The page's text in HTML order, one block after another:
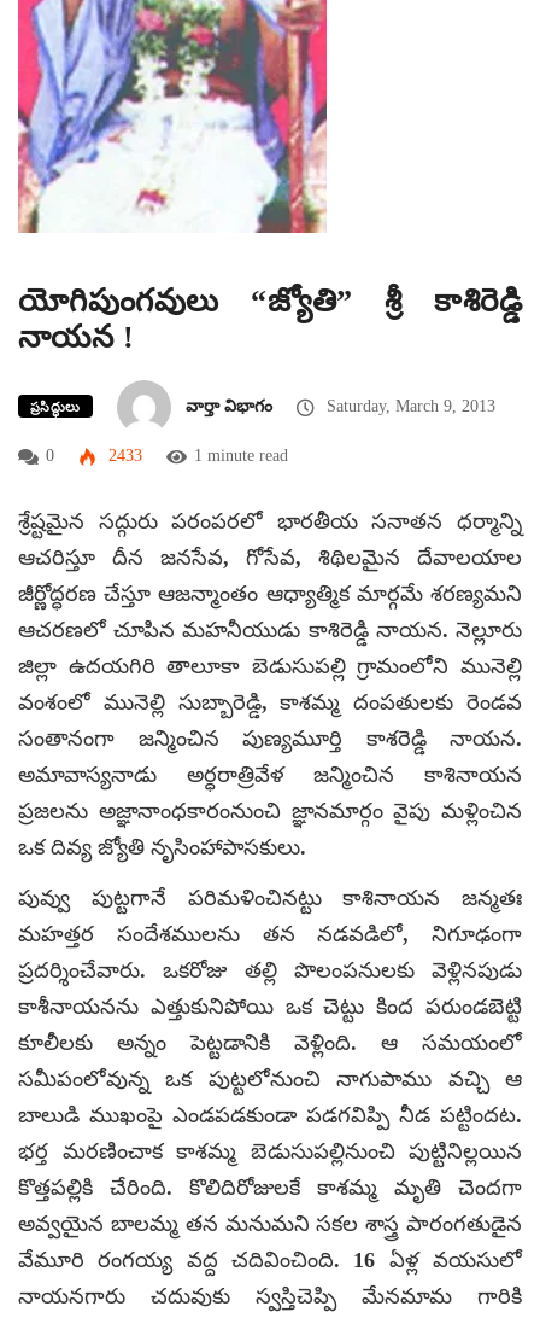
యోగిపుంగవులు “జ్యోతి” శ్రీ కాశిరెడ్డి
నాయన !
ప్రసిద్ధులు వార్తా విభాగం Saturday, March 9, 2013
0 2433 1 minute read
శ్రేష్టమైన సద్గురు పరంపరలో భారతీయ సనాతన ధర్మాన్ని
ఆచరిస్తూ దీన జనసేవ, గోసేవ, శిథిలమైన దేవాలయాల
జీర్ణోద్ధరణ చేస్తూ ఆజన్మాంతం ఆధ్యాత్మిక మార్గమే శరణ్యమని
ఆచరణలో చూపిన మహనీయుడు కాశిరెడ్డి నాయన. నెల్లూరు
జిల్లా ఉదయగిరి తాలూకా బెడుసుపల్లి గ్రామంలోని మునెల్లి
వంశంలో మునెల్లి సుబ్బారెడ్డి, కాశమ్మ దంపతులకు రెండవ
సంతానంగా జన్మించిన పుణ్యమూర్తి కాశరెడ్డి నాయన.
అమావాస్యనాడు అర్ధరాత్రివేళ జన్మించిన కాశినాయన
ప్రజలను అజ్ఞానాంధకారంనుంచి జ్ఞానమార్గం వైపు మళ్లించిన
ఒక దివ్య జ్యోతి నృసింహాపాసకులు.
పువ్వు పుట్టగానే పరిమళించినట్టు కాశినాయన జన్మతః
మహత్తర సందేశములను తన నడవడిలో, నిగూఢంగా
ప్రదర్శించేవారు. ఒకరోజు తల్లి పొలంపనులకు వెళ్లినపుడు
కాశీనాయనను ఎత్తుకునిపోయి ఒక చెట్టు కింద పరుండబెట్టి
కూలీలకు అన్నం పెట్టడానికి వెళ్లింది. ఆ సమయంలో
సమీపంలోవున్న ఒక పుట్టలోనుంచి నాగుపాము వచ్చి ఆ
బాలుడి ముఖంపై ఎండపడకుండా పడగవిప్పి నీడ పట్టిందట.
భర్త మరణించాక కాశమ్మ బెడుసుపల్లినుంచి పుట్టినిల్లయిన
కొత్తపల్లికి చేరింది. కొలిదిరోజులకే కాశమ్మ మృతి చెందగా
అవ్వయైన బాలమ్మ తన మనుమని సకల శాస్త్ర పారంగతుడైన
వేమూరి రంగయ్య వద్ద చదివించింది. 16 ఏళ్ల వయసులో
నాయనగారు చదువుకు స్వస్తిచెప్పి మేనమామ గారికి